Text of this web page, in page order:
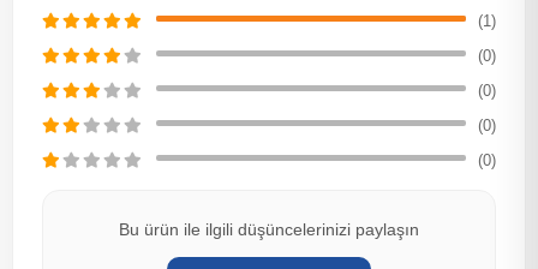
(1)
(0)
(0)
(0)
(0)
Bu ürün ile ilgili düşüncelerinizi paylaşın